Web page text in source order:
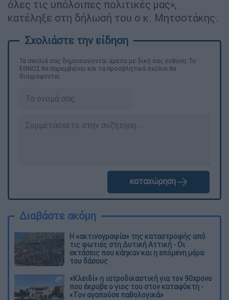
όλες τις υπόλοιπες πολιτικές μας»,
κατέληξε στη δήλωσή του ο κ. Μητσοτάκης.
Τα σχολιά σας δημοσιεύονται άμεσα με δική σας ευθύνη. Το
ΕΘΝΟΣ θα παρεμβαίνει και τα προσβλητικά σχόλια θα
διαγράφονται
καταχώρηση
Διαβάστε ακόμη
Η «ακτινογραφία» της καταστροφής από
τις φωτιές στη Δυτική Αττική - Οι
εκτάσεις που κάηκαν και η επόμενη μέρα
του δάσους
«Κλειδί» η ιατροδικαστική για τον 90χρονο
που έκρυβε ο γιος του στον καταψύκτη -
«Τον αγαπούσε παθολογικά»